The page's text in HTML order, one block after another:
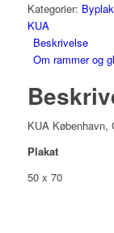
Kategorier:
KUA
Beskrivelse
Om rammer og
KUA København,
Plakat
50 x 70